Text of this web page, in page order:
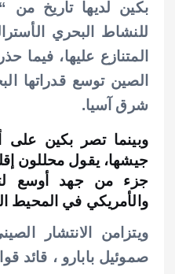
بكين لديها تاريخ من
للنشاط البحري
المتنازع عليها، فيما
الصين توسع قدراتها
شرق آسيا.
وبينما تصر بكين
جيشها، يقول محللون
جزء من جهد أوسع
والأمريكي في المحيط
ويتزامن الانتشار
صموئيل بابارو ، قائد